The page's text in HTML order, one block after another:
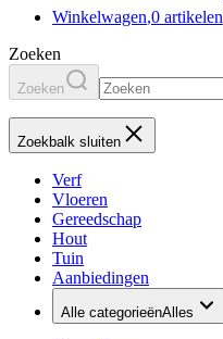
Winkelwagen,0 artikelen
Zoeken
Zoeken
Zoekbalk sluiten
Verf
Vloeren
Gereedschap
Hout
Tuin
Aanbiedingen
Alle categorieënAlles